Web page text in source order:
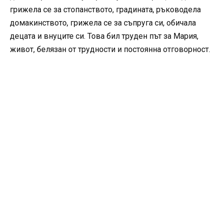
грижела се за стопанството, градината, ръководела
домакинството, грижела се за съпруга си, обичала
децата и внуците си. Това бил труден път за Мария,
живот, белязан от трудности и постоянна отговорност.